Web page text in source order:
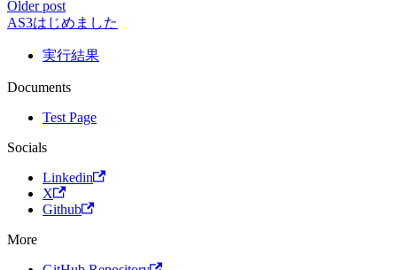
Older post
AS3はじめました
実行結果
Documents
Test Page
Socials
Linkedin
X
Github
More